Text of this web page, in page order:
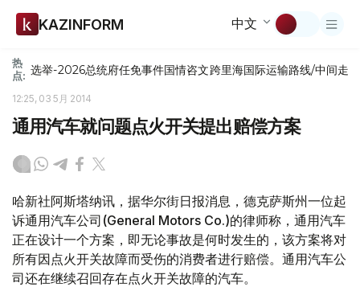
KAZINFORM 中文
热
点: 选举-2026总统府任免事件国情咨文跨里海国际运输路线/中间走廊
12:25, 03 5月 2014
通用汽车就问题点火开关提出赔偿方案
哈新社阿斯塔纳讯，据华尔街日报消息，德克萨斯州一位起
诉通用汽车公司(General Motors Co.)的律师称，通用汽车
正在设计一个方案，即无论事故是何时发生的，该方案将对
所有因点火开关故障而受伤的消费者进行赔偿。通用汽车公
司还在继续召回存在点火开关故障的汽车。